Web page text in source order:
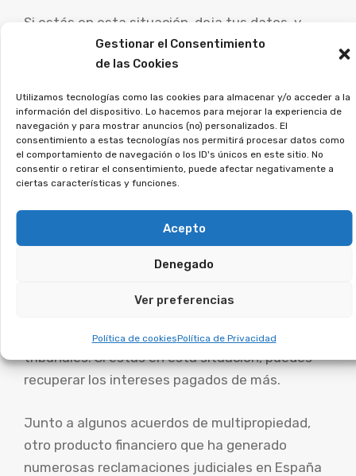
Gestionar el Consentimiento
de las Cookies
Utilizamos tecnologías como las cookies para almacenar y/o acceder a la
información del dispositivo. Lo hacemos para mejorar la experiencia de
navegación y para mostrar anuncios (no) personalizados. El
consentimiento a estas tecnologías nos permitirá procesar datos como
el comportamiento de navegación o los ID's únicos en este sitio. No
consentir o retirar el consentimiento, puede afectar negativamente a
ciertas características y funciones.
Acepto
Denegado
Ver preferencias
Política de cookiesPolítica de Privacidad
Si estás en esta situación, deja tus datos, y
analizaremos tu caso.
¿Te suena el término
tarjeta revolving? Tienes
derecho a recuperar lo
que te cobraron
indebidamente.
Las tarjetas con pago aplazado aplican
intereses muy elevados y provocan que la deuda
que ha llevado a miles de demandas en los
tribunales. Si estás en esta situación, puedes
recuperar los intereses pagados de más.
Junto a algunos acuerdos de multipropiedad,
otro producto financiero que ha generado
numerosas reclamaciones judiciales en España